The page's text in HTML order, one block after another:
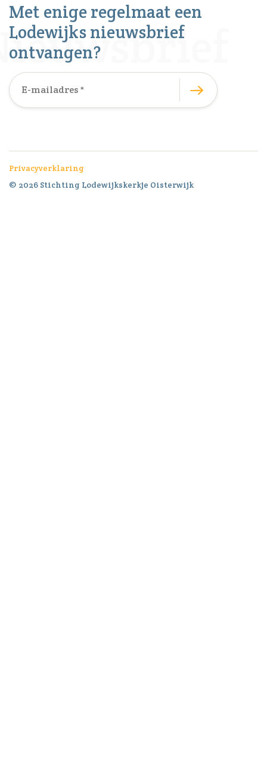
Met enige regelmaat een
Lodewijks nieuwsbrief
ontvangen?
Privacyverklaring
© 2026 Stichting Lodewijkskerkje Oisterwijk